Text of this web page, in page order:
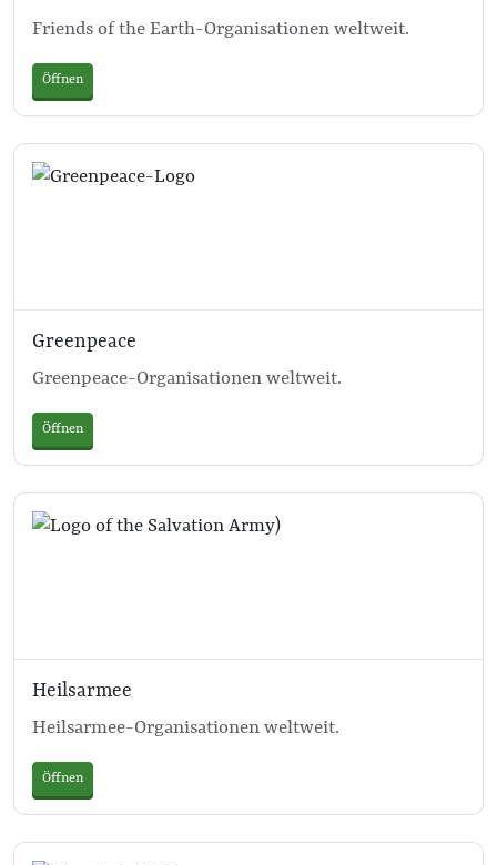
Friends of the Earth-Organisationen weltweit.
Öffnen
Greenpeace
Greenpeace-Organisationen weltweit.
Öffnen
Heilsarmee
Heilsarmee-Organisationen weltweit.
Öffnen